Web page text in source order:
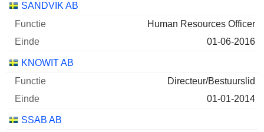
SANDVIK AB
Human Resources Officer
01-06-2016
KNOWIT AB
Directeur/Bestuurslid
01-01-2014
SSAB AB